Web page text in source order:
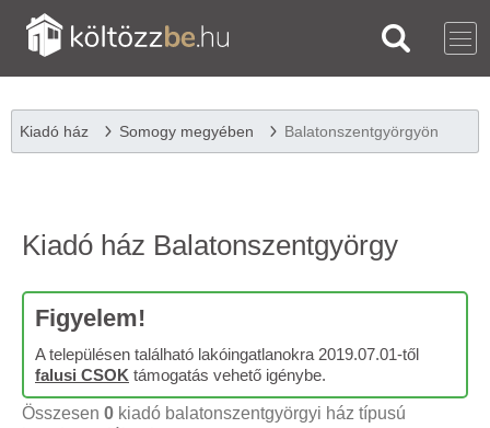
Kiadó ház Somogy megyében Balatonszentgyörgyön
Kiadó ház Balatonszentgyörgy
Figyelem!
A településen található lakóingatlanokra 2019.07.01-től
falusi CSOK támogatás vehető igénybe.
Összesen 0 kiadó balatonszentgyörgyi ház típusú